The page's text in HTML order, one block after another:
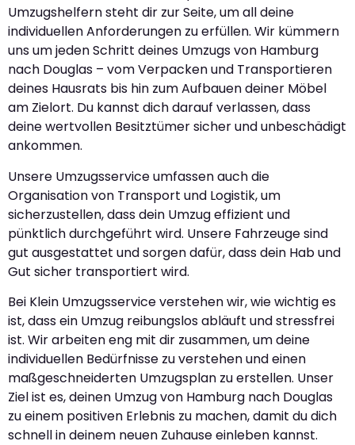
Umzugshelfern steht dir zur Seite, um all deine
individuellen Anforderungen zu erfüllen. Wir kümmern
uns um jeden Schritt deines Umzugs von Hamburg
nach Douglas – vom Verpacken und Transportieren
deines Hausrats bis hin zum Aufbauen deiner Möbel
am Zielort. Du kannst dich darauf verlassen, dass
deine wertvollen Besitztümer sicher und unbeschädigt
ankommen.
Unsere Umzugsservice umfassen auch die
Organisation von Transport und Logistik, um
sicherzustellen, dass dein Umzug effizient und
pünktlich durchgeführt wird. Unsere Fahrzeuge sind
gut ausgestattet und sorgen dafür, dass dein Hab und
Gut sicher transportiert wird.
Bei Klein Umzugsservice verstehen wir, wie wichtig es
ist, dass ein Umzug reibungslos abläuft und stressfrei
ist. Wir arbeiten eng mit dir zusammen, um deine
individuellen Bedürfnisse zu verstehen und einen
maßgeschneiderten Umzugsplan zu erstellen. Unser
Ziel ist es, deinen Umzug von Hamburg nach Douglas
zu einem positiven Erlebnis zu machen, damit du dich
schnell in deinem neuen Zuhause einleben kannst.